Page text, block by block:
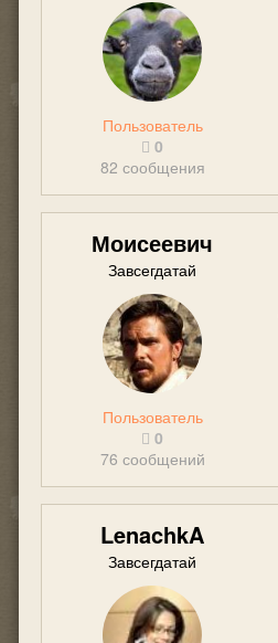
Пользователь
0
82 сообщения
Моисеевич
Завсегдатай
Пользователь
0
76 сообщений
LenachkA
Завсегдатай